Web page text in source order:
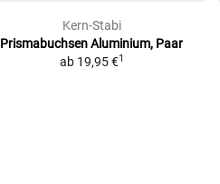
Kern-Stabi
PrismabuchsenAluminium, Paar
ab 19,95 €1